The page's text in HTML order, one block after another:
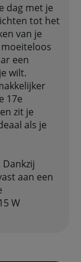
dag met je
tot het
van je
een
wilt.
17e
zit je
als je
aan een
W